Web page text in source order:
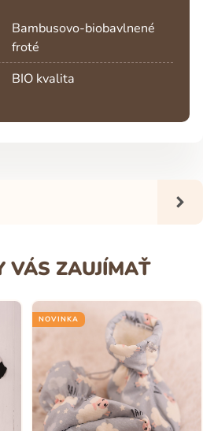
Bambusovo-biobavlnené
froté
BIO kvalita
VÁS ZAUJÍMAŤ
NOVINKA